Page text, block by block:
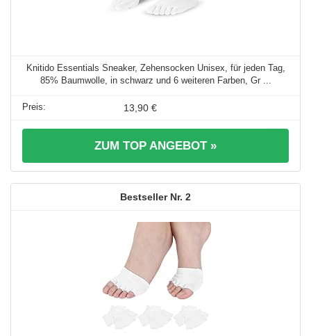
Knitido Essentials Sneaker, Zehensocken Unisex, für jeden Tag,
85% Baumwolle, in schwarz und 6 weiteren Farben, Gr ...
13,90 €
ZUM TOP ANGEBOT »
2